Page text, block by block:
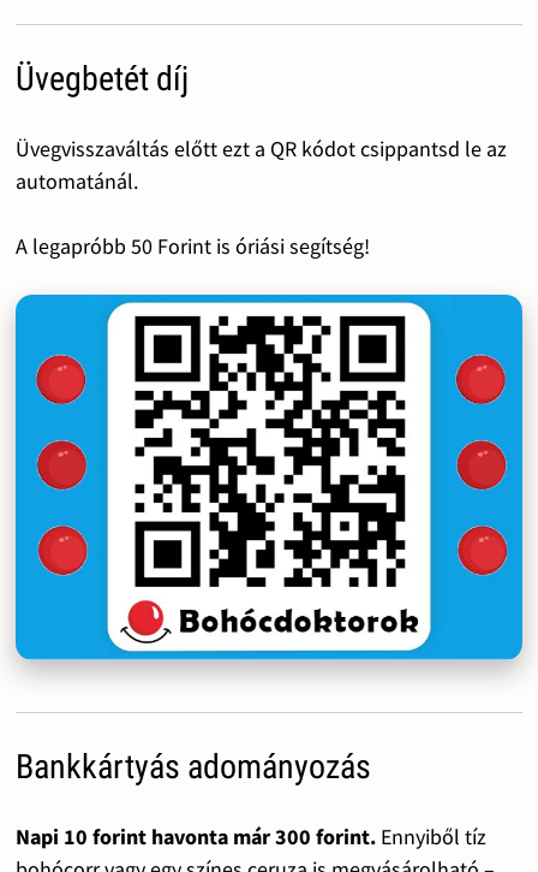
Üvegbetét díj
Üvegvisszaváltás előtt ezt a QR kódot csippantsd le az
automatánál.
A legapróbb 50 Forint is óriási segítség!
Bankkártyás adományozás
Napi 10 forint havonta már 300 forint.Ennyiből tíz